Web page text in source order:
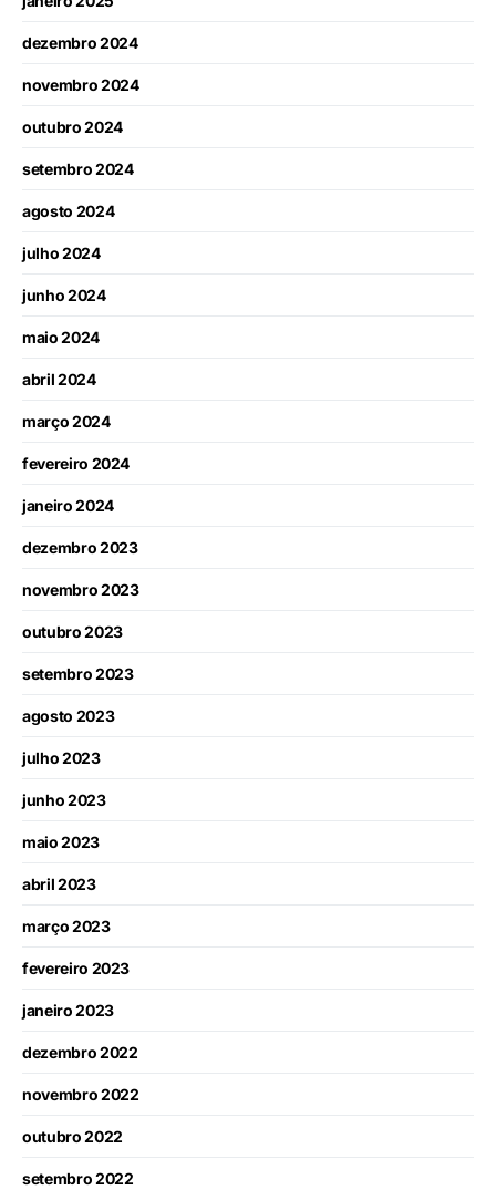
dezembro 2024
novembro 2024
outubro 2024
setembro 2024
agosto 2024
julho 2024
junho 2024
maio 2024
abril 2024
março 2024
fevereiro 2024
janeiro 2024
dezembro 2023
novembro 2023
outubro 2023
setembro 2023
agosto 2023
julho 2023
junho 2023
maio 2023
abril 2023
março 2023
fevereiro 2023
janeiro 2023
dezembro 2022
novembro 2022
outubro 2022
setembro 2022